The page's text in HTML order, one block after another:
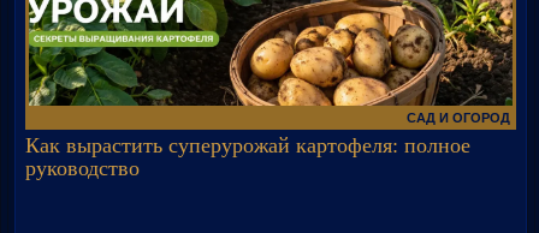
САД И ОГОРОД
Как вырастить суперурожай картофеля: полное
руководство